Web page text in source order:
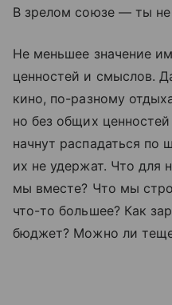
В зрелом союзе — ты
Не меньшее значение
ценностей и смыслов.
кино, по-разному
но без общих
начнут распадаться по
их не удержат. Что для
мы вместе? Что мы
что-то большее? Как
бюджет? Можно ли